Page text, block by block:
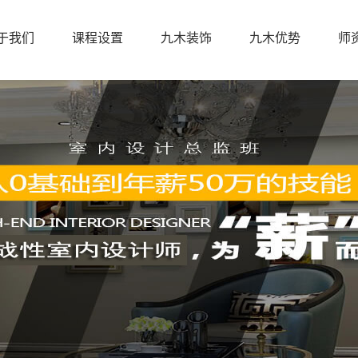
我们 课程设置 九木装饰 九木优势 师